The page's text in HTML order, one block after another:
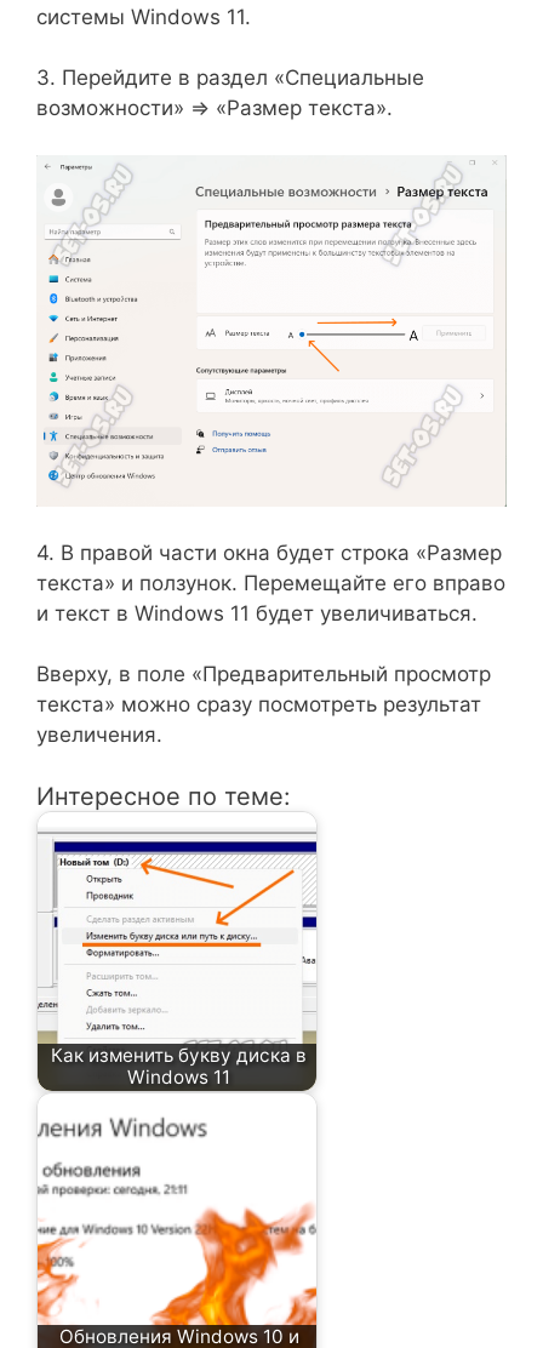
системы Windows 11.
3. Перейдите в раздел «Специальные
возможности» ⇒ «Размер текста».
4. В правой части окна будет строка «Размер
текста» и ползунок. Перемещайте его вправо
и текст в Windows 11 будет увеличиваться.
Вверху, в поле «Предварительный просмотр
текста» можно сразу посмотреть результат
увеличения.
Интересное по теме:
Как изменить букву диска в
Windows 11
Обновления Windows 10 и